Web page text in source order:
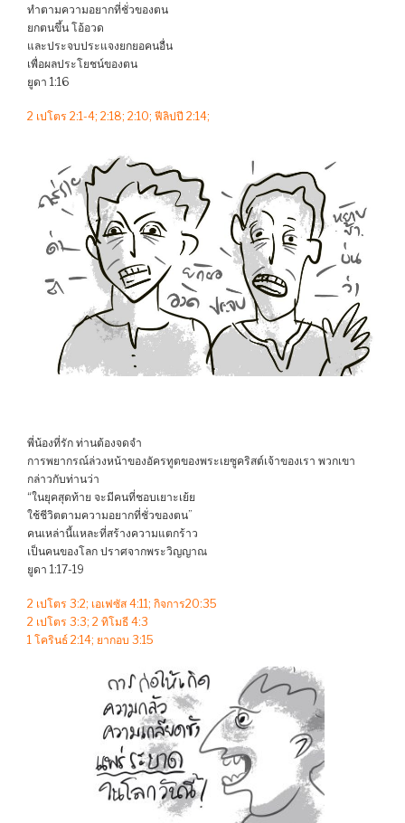
ทำตามความอยากที่ชั่วของตน
ยกตนขึ้น โอ้อวด
และประจบประแจงยกยอคนอื่น
เพื่อผลประโยชน์ของตน
ยูดา 1:16
2 เปโตร 2:1-4; 2:18; 2:10; ฟีลิปปี 2:14;
พี่น้องที่รัก ท่านต้องจดจำ
การพยากรณ์ล่วงหน้าของอัครทูตของพระเยซูคริสต์เจ้าของเรา พวกเขา
กล่าวกับท่านว่า
“ในยุคสุดท้าย จะมีคนที่ชอบเยาะเย้ย
ใช้ชีวิตตามความอยากที่ชั่วของตน”
คนเหล่านี้แหละที่สร้างความแตกร้าว
เป็นคนของโลก ปราศจากพระวิญญาณ
ยูดา 1:17-19
2 เปโตร 3:2; เอเฟซัส 4:11; กิจการ20:35
2 เปโตร 3:3; 2 ทิโมธี 4:3
1 โครินธ์ 2:14; ยากอบ 3:15